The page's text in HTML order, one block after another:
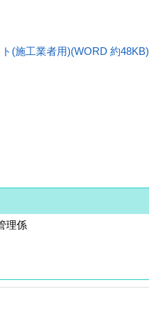
(施工業者用)(WORD 約48KB)
理係